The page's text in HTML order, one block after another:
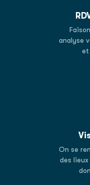
analyse
et
On se
des